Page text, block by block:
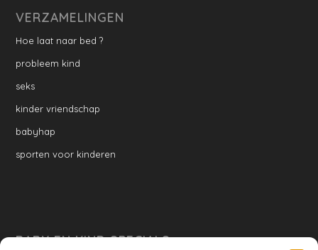
VERZAMELINGEN
Hoe laat naar bed ?
probleem kind
seks
kinder vriendschap
babyhap
sporten voor kinderen
BABY EN KIND SPECIALS